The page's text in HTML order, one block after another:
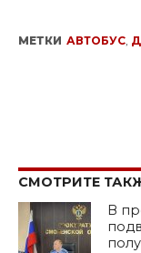
МЕТКИ АВТОБУС,
СМОТРИТЕ
В